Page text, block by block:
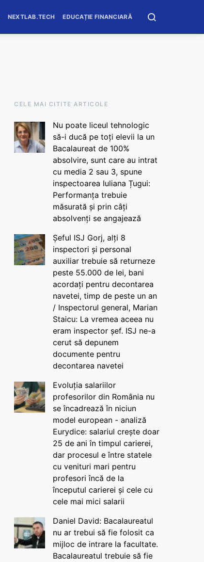
NEXTLAB.TECH EDUCAȚIE FINANCIARĂ
CELE MAI CITITE ARTICOLE
Nu poate liceul tehnologic
să-i ducă pe toți elevii la un
Bacalaureat de 100%
absolvire, sunt care au intrat
cu media 2 sau 3, spune
inspectoarea Iuliana Țugui:
Performanța trebuie
măsurată și prin câți
absolvenți se angajează
Șeful ISJ Gorj, alți 8
inspectori și personal
auxiliar trebuie să returneze
peste 55.000 de lei, bani
acordați pentru decontarea
navetei, timp de peste un an
/ Inspectorul general, Marian
Staicu: La vremea aceea nu
eram inspector șef. ISJ ne-a
cerut să depunem
documente pentru
decontarea navetei
Evoluția salariilor
profesorilor din România nu
se încadrează în niciun
model european - analiză
Eurydice: salariul crește doar
25 de ani în timpul carierei,
dar procesul e între statele
cu venituri mari pentru
profesori încă de la
începutul carierei și cele cu
cele mai mici salarii
Daniel David: Bacalaureatul
nu ar trebui să fie folosit ca
mijloc de intrare la facultate.
Bacalaureatul trebuie să fie